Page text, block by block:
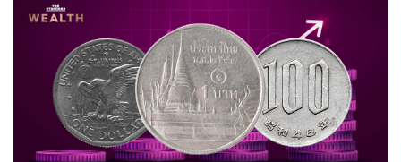
สินค้า
บางรายการแบบมีเงื่อนไข โดยไม่ใช่การเปิดตลาดแบบเสรี
พร้อมเตรียมเยียวยาผู้ประกอบการที่อาจได้รับผลกระทบ รวม
ถึงการให้สภาพคล่องระยะสั้น การหาตลาดใหม่ และการเร่ง
ยกระดับขีดความสามารถของผู้ผลิตในประเทศให้สามารถ
แข่งขันได้